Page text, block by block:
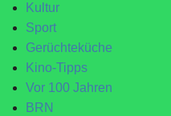
Kultur
Sport
Gerüchteküche
Kino-Tipps
Vor 100 Jahren
BRN